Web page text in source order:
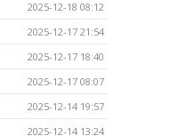
2025-12-18 08:12
2025-12-17 21:54
2025-12-17 18:40
2025-12-17 08:07
2025-12-14 19:57
2025-12-14 13:24